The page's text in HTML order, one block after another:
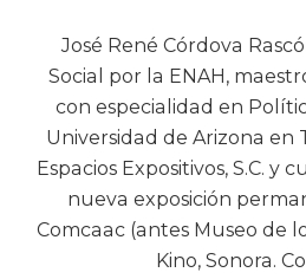
José René Córdova
Social por la ENAH,
con especialidad en
Universidad de Arizona en
Espacios Expositivos, S.C. y
nueva exposición
Comcaac (antes Museo de
Kino, Sonora.